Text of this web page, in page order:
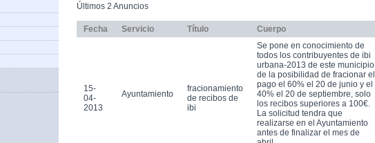
Últimos 2 Anuncios
Fecha Servicio Título Cuerpo
15-
04-
2013
Ayuntamiento
fracionamiento
de recibos de
ibi
Se pone en conocimiento de
todos los contribuyentes de ibi
urbana-2013 de este municipio
de la posibilidad de fracionar el
pago el 60% el 20 de junio y el
40% el 20 de septiembre, solo
los recibos superiores a 100€.
La solicitud tendra que
realizarse en el Ayuntamiento
antes de finalizar el mes de